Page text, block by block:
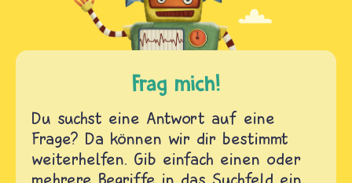
Frag mich!
Du suchst eine Antwort auf eine
Frage? Da können wir dir bestimmt
weiterhelfen. Gib einfach einen oder